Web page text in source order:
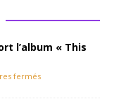
l’album « This
fermés